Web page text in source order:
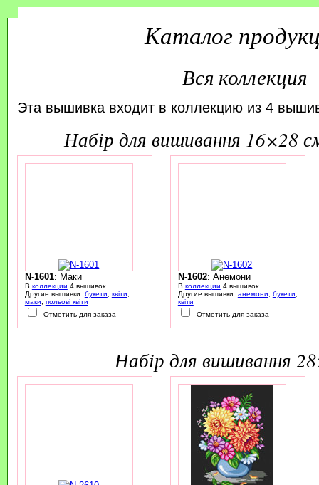
Каталог
Вся коллекция
Эта вышивка входит в коллекцию из 4
набір для вишивання 16×28
N-1601: Маки
В коллекции 4 вышивок.
Другие вышивки: букети квіти
маки
польові квіти
Отметить для заказа
N-1602: Анемони
В коллекции 4 вышивок.
Другие вышивки: анемони букети
квіти
Отметить для заказа
набір для вишивання